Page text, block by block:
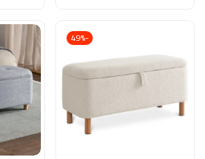
-49%